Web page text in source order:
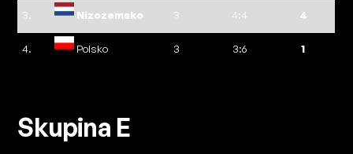
3. Nizozemsko 3 4:4 4
4. Polsko 3 3:6 1
Skupina E